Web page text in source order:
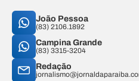
João Pessoa
(83) 2106.1892
Campina Grande
(83) 3315-3204
Redação